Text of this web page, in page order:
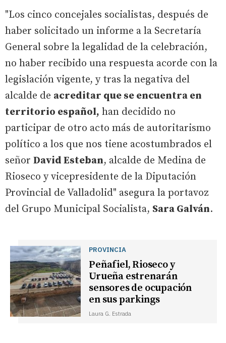
"Los cinco concejales socialistas, después de
haber solicitado un informe a la Secretaría
General sobre la legalidad de la celebración,
no haber recibido una respuesta acorde con la
legislación vigente, y tras la negativa del
alcalde de acreditar que se encuentra en
territorio español, han decidido no
participar de otro acto más de autoritarismo
político a los que nos tiene acostumbrados el
señor David Esteban, alcalde de Medina de
Rioseco y vicepresidente de la Diputación
Provincial de Valladolid" asegura la portavoz
del Grupo Municipal Socialista, Sara Galván.
PROVINCIA
Peñafiel, Rioseco y
Urueña estrenarán
sensores de ocupación
en sus parkings
Laura G. Estrada